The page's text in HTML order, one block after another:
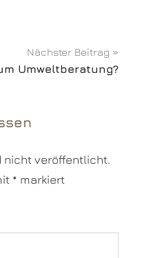
Nächster Beitrag
Umweltberatung?
nicht veröffentlicht.
* markiert